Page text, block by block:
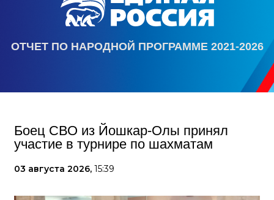
ОТЧЕТ ПО НАРОДНОЙ ПРОГРАММЕ 2021-2026
Боец СВО из Йошкар-Олы принял
участие в турнире по шахматам
03 августа 2026, 15:39